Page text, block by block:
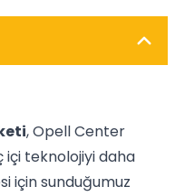
, Opell Center
içi teknolojiyi daha
için sunduğumuz